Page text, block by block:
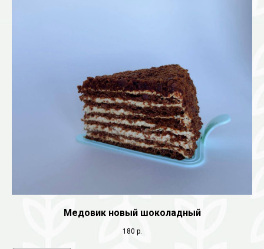
Медовик новый шоколадный
180 р.